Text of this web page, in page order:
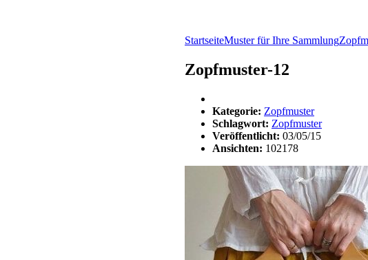
StartseiteMuster für Ihre Sammlung
Zopfmuster-12
Kategorie: Zopfmuster
Schlagwort: Zopfmuster
Veröffentlicht: 03/05/15
Ansichten: 102178